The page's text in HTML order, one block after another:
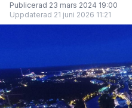
Publicerad 23 mars 2024 19:00
Uppdaterad 21 juni 2026 11:21